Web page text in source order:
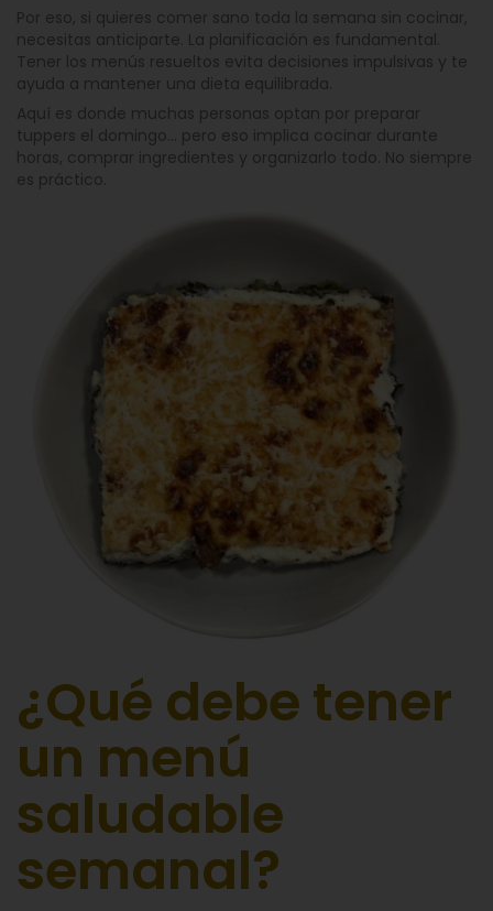
Por eso, si quieres comer sano toda la semana sin cocinar,
necesitas anticiparte. La planificación es fundamental.
Tener los menús resueltos evita decisiones impulsivas y te
ayuda a mantener una dieta equilibrada.
Aquí es donde muchas personas optan por preparar
tuppers el domingo… pero eso implica cocinar durante
horas, comprar ingredientes y organizarlo todo. No siempre
es práctico.
¿Qué debe tener
un menú
saludable
semanal?